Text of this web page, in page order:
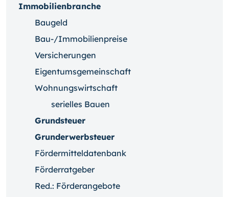
Immobilienbranche
Baugeld
Bau-/Immobilienpreise
Versicherungen
Eigentumsgemeinschaft
Wohnungswirtschaft
serielles Bauen
Grundsteuer
Grunderwerbsteuer
Fördermitteldatenbank
Förderratgeber
Red.: Förderangebote